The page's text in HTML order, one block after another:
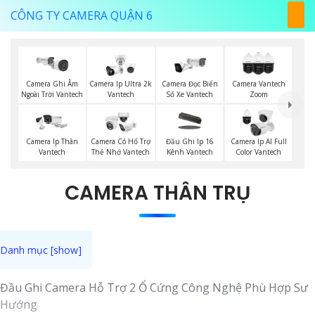
CÔNG TY CAMERA QUẬN 6
Camera Ghi Âm
Ngoài Trời Vantech
Camera Ip Ultra 2k
Vantech
Camera Đọc Biển
Số Xe Vantech
Camera Vantech
Zoom
Camera Ip Thân
Vantech
Camera Có Hổ Trợ
Thẻ Nhớ Vantech
Đầu Ghi Ip 16
Kênh Vantech
Camera Ip AI Full
Color Vantech
CAMERA THÂN TRỤ
Đầu Ghi Camera Hỗ Trợ 2 Ổ Cứng Công Nghệ Phù Hợp Sư
Hướng